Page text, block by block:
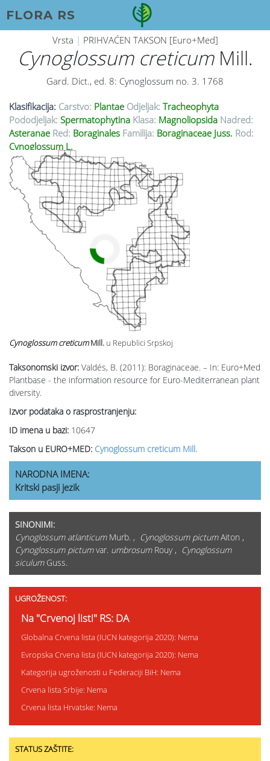
FLORA RS
Vrsta | PRIHVAĆEN TAKSON [Euro+Med]
Cynoglossum creticumMill.
Gard. Dict., ed. 8: Cynoglossum no. 3. 1768
Klasifikacija: Carstvo: Plantae Odjeljak: Tracheophyta
Pododjeljak: Spermatophytina Klasa: Magnoliopsida Nadred:
Asteranae Red: Boraginales Familija: Boraginaceae Juss. Rod:
Cynoglossum L.
Taksonomski izvor: Valdés, B. (2011): Boraginaceae. – In: Euro+Med
Plantbase - the information resource for Euro-Mediterranean plant
diversity.
Izvor podataka o rasprostranjenju:
ID imena u bazi: 10647
Takson u EURO+MED: Cynoglossum creticum Mill.
Cynoglossum creticumMill. u Republici Srpskoj
NARODNA IMENA:
Kritski pasji jezik
SINONIMI:
Cynoglossum atlanticumMurb. , Cynoglossum pictumAiton ,
Cynoglossum pictumvar. umbrosumRouy , Cynoglossum
siculumGuss.
UGROŽENOST:
Na "Crvenoj listi" RS: DA
Globalna Crvena lista (IUCN kategorija 2020): Nema
Evropska Crvena lista (IUCN kategorija 2020): Nema
Kategorija ugroženosti u Federaciji BiH: Nema
Crvena lista Srbije: Nema
Crvena lista Hrvatske: Nema
STATUS ZAŠTITE: